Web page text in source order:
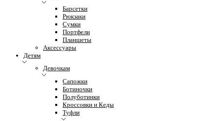
Барсетки
Рюкзаки
Сумки
Портфели
Планшеты
Аксессуары
Детям
Девочкам
Сапожки
Ботиночки
Полуботинки
Кроссовки и Кеды
Туфли